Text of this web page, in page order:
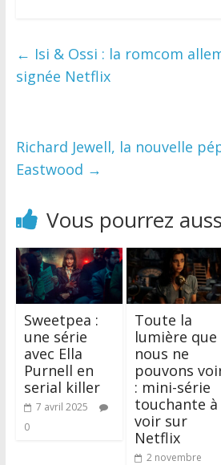
← Isi & Ossi : la romcom
signée Netflix
Richard Jewell, la nouvelle
Eastwood →
Vous pourrez
Sweetpea :
une série
avec Ella
Purnell en
serial killer
7 avril 2025
0
Toute la
lumière que
nous ne
pouvons
: mini-série
touchante à
voir sur
Netflix
2 novembre